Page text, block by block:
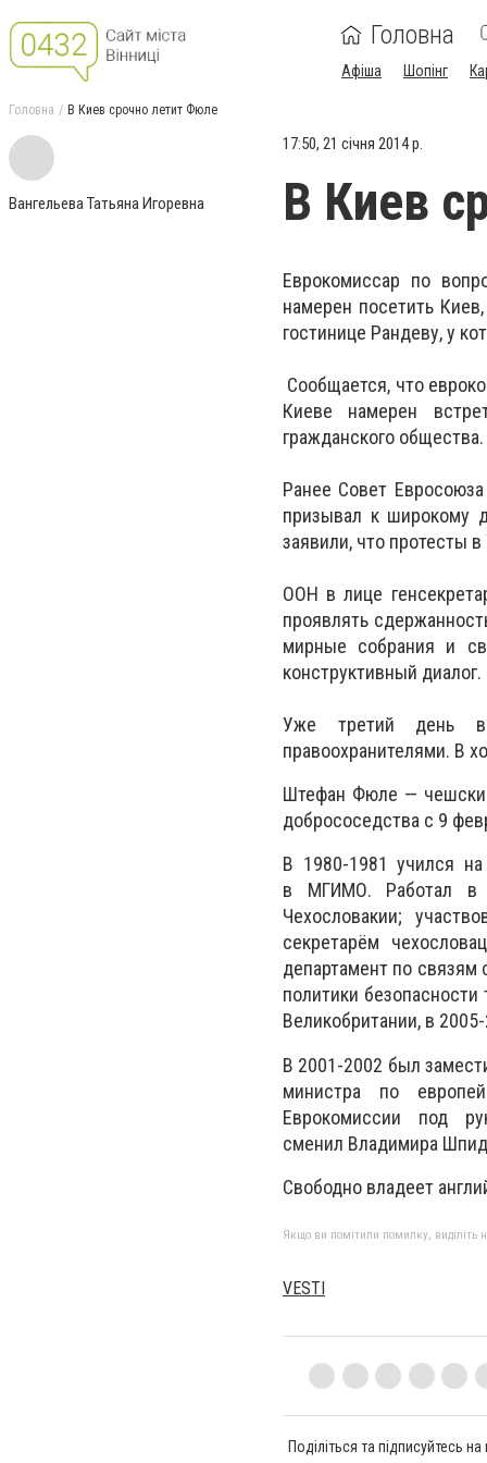
Головна
Афіша Шопінг
Головна В Киев срочно летит Фюле
Вангельева Татьяна Игоревна
17:50, 21 січня 2014 р.
В Киев
Еврокомиссар по
намерен посетить
гостинице Рандеву, у
Сообщается, что
Киеве намерен
гражданского общества.
Ранее Совет
призывал к широкому
заявили, что протесты
ООН в лице
проявлять
мирные собрания и
конструктивный диалог.
Уже третий день в
правоохранителями. В
Штефан Фюле —
добрососедства с 9
В 1980-1981 учился
в МГИМО. Работал в
Чехословакии;
секретарём
департамент по
политики
Великобритании, в
В 2001-2002 был
министра по
Еврокомиссии под
сменил Владимира
Свободно владеет
Якщо ви помітили помилку, виділіть
VESTI
Поділіться та підписуйтесь